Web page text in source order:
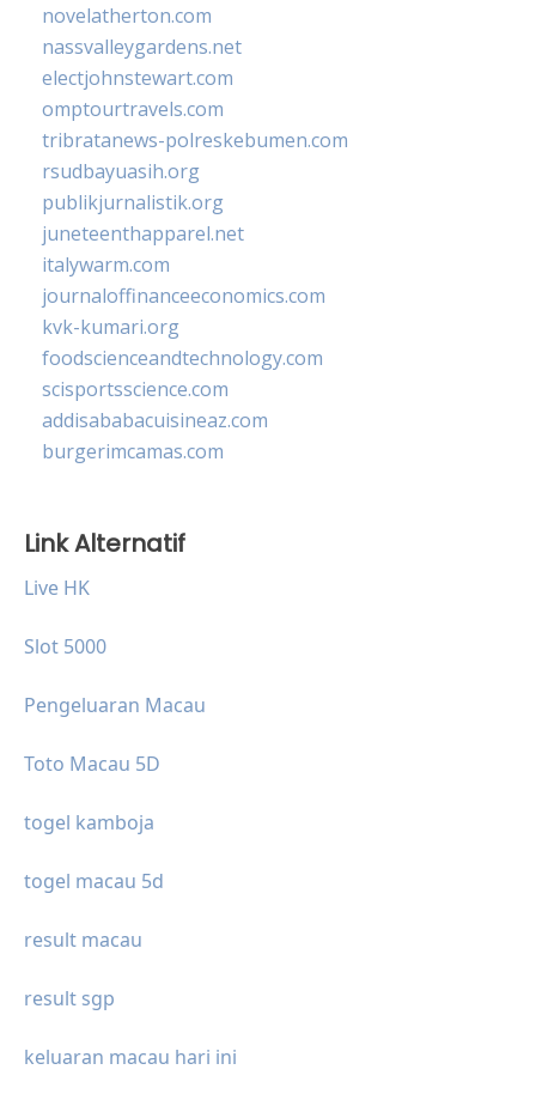
novelatherton.com
nassvalleygardens.net
electjohnstewart.com
omptourtravels.com
tribratanews-polreskebumen.com
rsudbayuasih.org
publikjurnalistik.org
juneteenthapparel.net
italywarm.com
journaloffinanceeconomics.com
kvk-kumari.org
foodscienceandtechnology.com
scisportsscience.com
addisababacuisineaz.com
burgerimcamas.com
Link Alternatif
Live HK
Slot 5000
Pengeluaran Macau
Toto Macau 5D
togel kamboja
togel macau 5d
result macau
result sgp
keluaran macau hari ini